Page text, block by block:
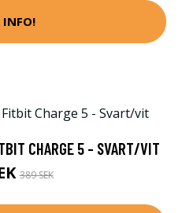
INFO!
CHARGE 5 - SVART/VIT
389 SEK